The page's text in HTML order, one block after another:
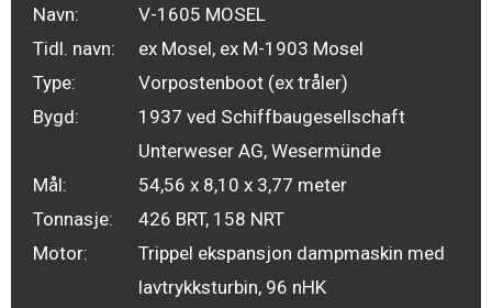
Navn:
V-1605 MOSEL
Tidl. navn:
ex Mosel, ex M-1903 Mosel
Type:
Vorpostenboot (ex tråler)
Bygd:
1937 ved Schiffbaugesellschaft
Unterweser AG, Wesermünde
Mål:
54,56 x 8,10 x 3,77 meter
Tonnasje:
426 BRT, 158 NRT
Motor:
Trippel ekspansjon dampmaskin med
lavtrykksturbin, 96 nHK